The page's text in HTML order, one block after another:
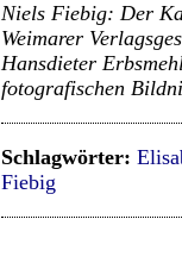
Niels Fiebig: Der
Weimarer
Hansdieter
fotografischen
Schlagwörter:
Fiebig